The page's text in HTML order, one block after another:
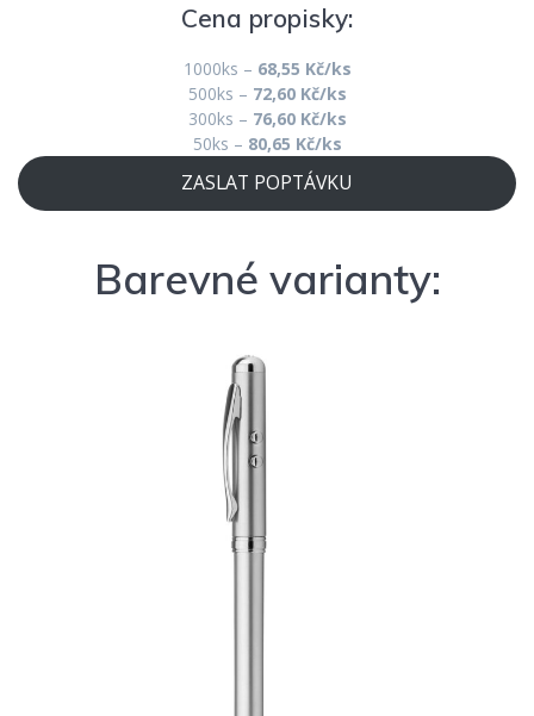
Cena propisky:
1000ks – 68,55 Kč/ks
500ks – 72,60 Kč/ks
300ks – 76,60 Kč/ks
50ks – 80,65 Kč/ks
ZASLAT POPTÁVKU
Barevné varianty: